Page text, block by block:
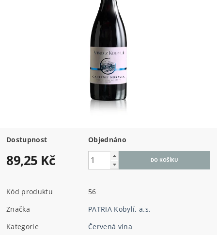
Dostupnost Objednáno
89,25 Kč
Kód produktu
56
Značka
PATRIA Kobylí, a.s.
Kategorie
Červená vína